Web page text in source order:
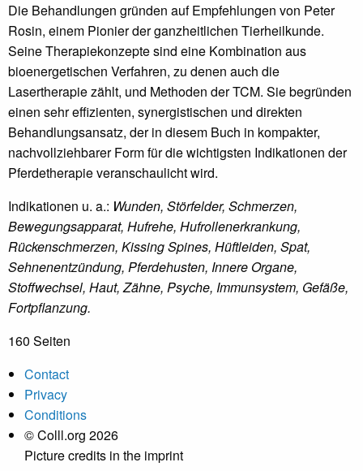
Die Behandlungen gründen auf Empfehlungen von Peter
Rosin, einem Pionier der ganzheitlichen Tierheilkunde.
Seine Therapiekonzepte sind eine Kombination aus
bioenergetischen Verfahren, zu denen auch die
Lasertherapie zählt, und Methoden der TCM. Sie begründen
einen sehr effizienten, synergistischen und direkten
Behandlungsansatz, der in diesem Buch in kompakter,
nachvollziehbarer Form für die wichtigsten Indikationen der
Pferdetherapie veranschaulicht wird.
Indikationen u. a.: Wunden, Störfelder, Schmerzen,
Bewegungsapparat, Hufrehe, Hufrollenerkrankung,
Rückenschmerzen, Kissing Spines, Hüftleiden, Spat,
Sehnenentzündung, Pferdehusten, Innere Organe,
Stoffwechsel, Haut, Zähne, Psyche, Immunsystem, Gefäße,
Fortpflanzung.
160 Seiten
Contact
Privacy
Conditions
© Colll.org 2026
Picture credits in the imprint